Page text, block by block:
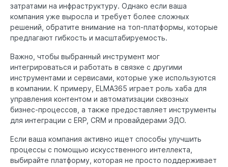
затратами на инфраструктуру. Однако если ваша
компания уже выросла и требует более сложных
решений, обратите внимание на топ-платформы, которые
предлагают гибкость и масштабируемость.
Важно, чтобы выбранный инструмент мог
интегрироваться и работать в связке с другими
инструментами и сервисами, которые уже используются
в компании. К примеру, ELMA365 играет роль хаба для
управления контентом и автоматизации сквозных
бизнес-процессов, а также предоставляет инструменты
для интеграции с ERP, CRM и провайдерами ЭДО.
Если ваша компания активно ищет способы улучшить
процессы с помощью искусственного интеллекта,
выбирайте платформу, которая не просто поддерживает